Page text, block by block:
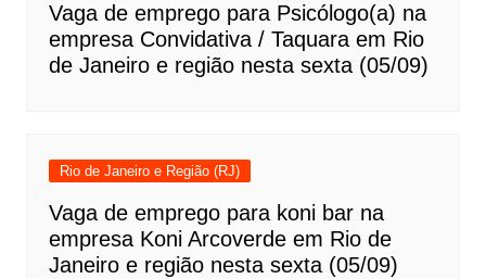
Vaga de emprego para Psicólogo(a) na
empresa Convidativa / Taquara em Rio
de Janeiro e região nesta sexta (05/09)
Rio de Janeiro e Região (RJ)
Vaga de emprego para koni bar na
empresa Koni Arcoverde em Rio de
Janeiro e região nesta sexta (05/09)